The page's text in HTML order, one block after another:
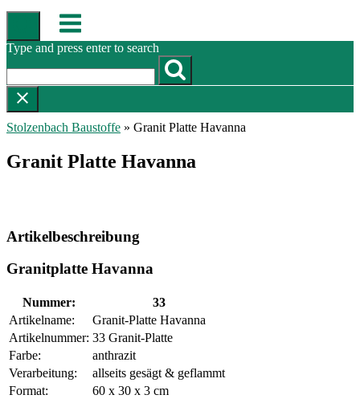
Skip
content
Menu
Type and press enter to search
Stolzenbach Baustoffe » Granit Platte Havanna
Granit Platte Havanna
Artikelbeschreibung
Granitplatte Havanna
Nummer:
33
Artikelname:
Granit-Platte Havanna
Artikelnummer: 33 Granit-Platte
Farbe:
anthrazit
Verarbeitung:
allseits gesägt & geflammt
Format:
60 x 30 x 3 cm